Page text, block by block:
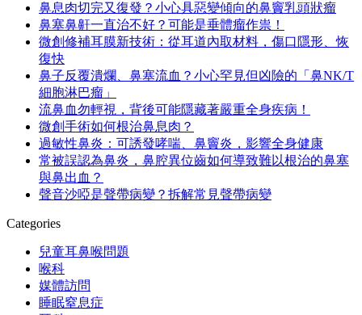
鼻息肉切完又復發？小心具惡變傾向的鼻竇乳頭狀瘤
鼻塞鼻鼾一直治不好？可能是垂體瘤作祟！
微創修補耳膜新技術：從耳道內取材料，傷口隱形、恢
復快
鼻子反覆潰爛、鼻塞流血？小心罕見但凶險的「鼻NK/T
細胞淋巴瘤」
流鼻血勿輕視，背後可能隱藏著嚴重全身疾病！
微創手術如何根治鼻息肉？
過敏性鼻炎：可誘發哮喘、鼻竇炎，影響全身健康
常被誤認為鼻炎，鼻腔異位齒如何導致難以根治的鼻塞
與鼻出血？
聲音沙啞是聲帶病變？拆解常見聲帶病變
Categories
兒童耳鼻喉問題
喉科
媒體訪問
睡眠窒息症